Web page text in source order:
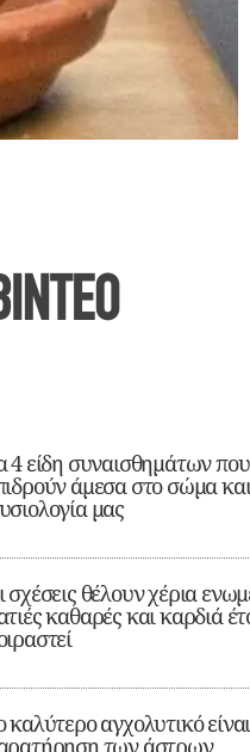
4 είδη συναισθημάτων που
άμεσα στο σώμα
μας
σχέσεις θέλουν χέρια
καθαρές και καρδιά
καλύτερο αγχολυτικό